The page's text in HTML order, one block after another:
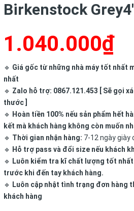
Birkenstock Grey4'
1.040.000₫
🔹 Giá gốc từ những nhà máy tốt nhất
nhất
🔹 Zalo hỗ trợ: 0867.121.453 [ Sẽ gọi
thước ]
🔹 Hoàn tiền 100% nếu sản phẩm hết
kết mà khách hàng không còn muốn
🔹 Thời gian nhận hàng: 7-12 ngày giày
🔹 Hỗ trợ pass và đổi size nếu khách
🔹 Luôn kiểm tra kĩ chất lượng tốt
trước khi đến tay khách hàng.
🔹 Luôn cập nhật tình trạng đơn hàng
khách hàng